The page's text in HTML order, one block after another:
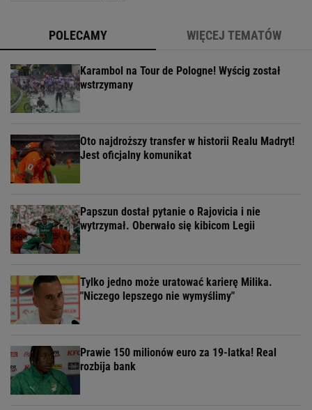
POLECAMY WIĘCEJ TEMATÓW
Karambol na Tour de Pologne! Wyścig został
wstrzymany
Oto najdroższy transfer w historii Realu Madryt!
Jest oficjalny komunikat
Papszun dostał pytanie o Rajovicia i nie
wytrzymał. Oberwało się kibicom Legii
Tylko jedno może uratować karierę Milika.
"Niczego lepszego nie wymyślimy"
Prawie 150 milionów euro za 19-latka! Real
rozbija bank